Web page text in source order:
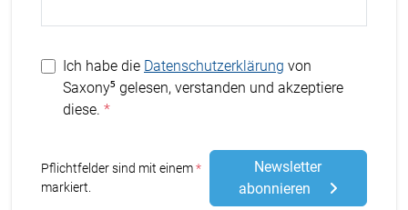
Ich habe die Datenschutzerklärung von
Saxony⁵ gelesen, verstanden und akzeptiere
diese.
Pflichtfelder sind mit einem Stern
markiert.
Newsletter
abonnieren